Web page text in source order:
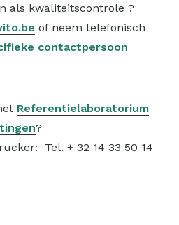
als kwaliteitscontrole ?
of neem telefonisch
contactpersoon
Referentielaboratorium
?
Tel. + 32 14 33 50 14